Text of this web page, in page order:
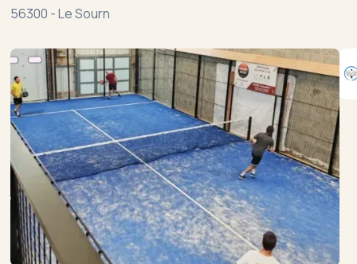
56300 -Le Sourn